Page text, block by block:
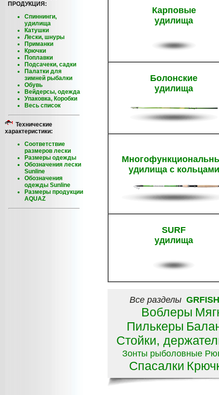
ПРОДУКЦИЯ:
Спиннинги,
удилища
Катушки
Лески, шнуры
Приманки
Крючки
Поплавки
Подсачеки, садки
Палатки для
зимней рыбалки
Обувь
Вейдерсы, одежда
Упаковка, Коробки
Весь список
Технические
характеристики:
Соответствие
размеров лески
Размеры одежды
Обозначения лески
Sunline
Обозначения
одежды Sunline
Размеры продукции
AQUAZ
Карповые
удилища
Болонские
удилища
удилища с кольцами
SURF
удилища
Все разделы GRFISH
Воблеры
Пилькеры
Стойки,
Зонты рыболовные
Спасалки